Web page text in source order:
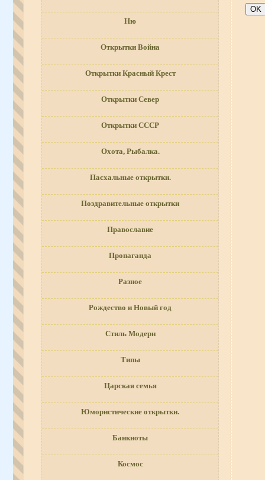
Ню
Открытки Война
Открытки Красный Крест
Открытки Север
Открытки СССР
Охота, Рыбалка.
Пасхальные открытки.
Поздравительные открытки
Православие
Пропаганда
Разное
Рождество и Новый год
Стиль Модерн
Типы
Царская семья
Юмористические открытки.
Банкноты
Космос